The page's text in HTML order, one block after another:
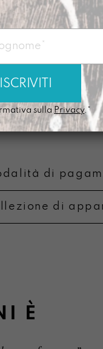
Misura22 x 10 x
Materiale
:
recuperato da
Prodotto nel
Lavabile a
componente
Si ammorbidisce
di
di
È
sulla Privacy.*